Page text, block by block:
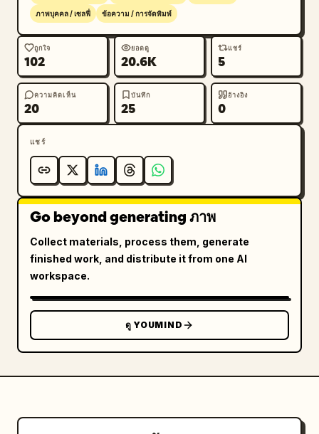
ภาพบุคคล / เซลฟี่ ข้อความ / การจัดพิมพ์
ถูกใจ
102
ยอดดู
20.6K
แชร์
5
ความคิดเห็น
20
บันทึก
25
อ้างอิง
0
แชร์
Go beyond generating ภาพ
Collect materials, process them, generate
finished work, and distribute it from one AI
workspace.
ดู YOUMIND